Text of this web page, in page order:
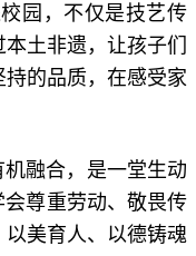
园，不仅是技艺传
土非遗，让孩子们
的品质，在感受家
融合，是一堂生动
会尊重劳动、敬畏传
美育人、以德铸魂